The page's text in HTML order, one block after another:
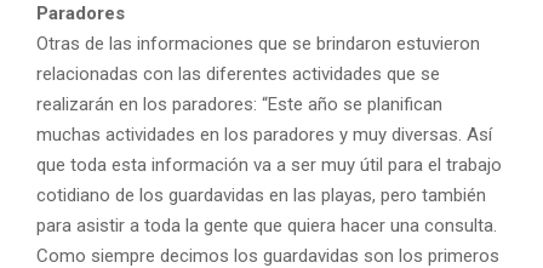
Paradores
Otras de las informaciones que se brindaron estuvieron
relacionadas con las diferentes actividades que se
realizarán en los paradores: “Este año se planifican
muchas actividades en los paradores y muy diversas. Así
que toda esta información va a ser muy útil para el trabajo
cotidiano de los guardavidas en las playas, pero también
para asistir a toda la gente que quiera hacer una consulta.
Como siempre decimos los guardavidas son los primeros